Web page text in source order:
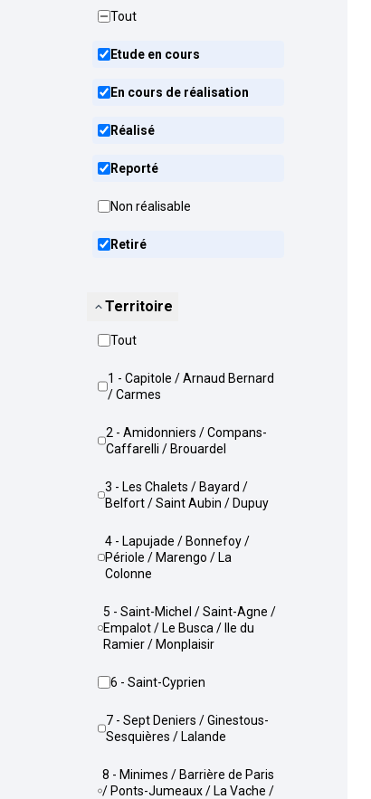
Tout
Etude en cours
En cours de réalisation
Réalisé
Reporté
Non réalisable
Retiré
Territoire
Tout
1 - Capitole / Arnaud Bernard
/ Carmes
2 - Amidonniers / Compans-
Caffarelli / Brouardel
3 - Les Chalets / Bayard /
Belfort / Saint Aubin / Dupuy
4 - Lapujade / Bonnefoy /
Périole / Marengo / La
Colonne
5 - Saint-Michel / Saint-Agne /
Empalot / Le Busca / Ile du
Ramier / Monplaisir
6 - Saint-Cyprien
7 - Sept Deniers / Ginestous-
Sesquières / Lalande
8 - Minimes / Barrière de Paris
/ Ponts-Jumeaux / La Vache /